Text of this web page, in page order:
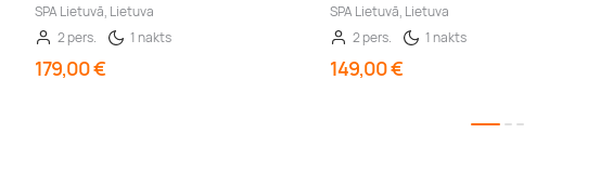
SPA Lietuvā, Lietuva
2 pers.
1 nakts
179,00 €
SPA Lietuvā, Lietuva
2 pers.
1 nakts
149,00 €